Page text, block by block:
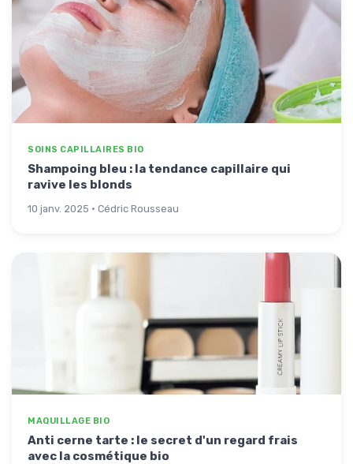
SOINS CAPILLAIRES BIO
Shampoing bleu : la tendance capillaire qui
ravive les blonds
10 janv. 2025 · Cédric Rousseau
MAQUILLAGE BIO
Anti cerne tarte : le secret d'un regard frais
avec la cosmétique bio